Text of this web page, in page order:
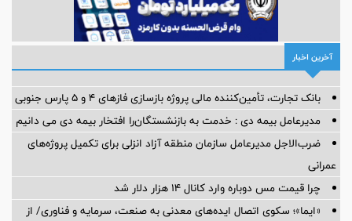
آخرین اخبار
بانک تجارت، تأمین‌کننده مالی پروژه بازسازی فازهای ۴ و ۵ پارس جنوبی
مدیرعامل بیمه دی : خدمت به بازنشستگان‌را افتخار بیمه دی می دانیم
ضرب‌الاجل مدیرعامل سازمان منطقه آزاد انزلی برای تكمیل پروژه‌های
عمرانی
چرا قیمت مس دوباره وارد کانال ۱۴ هزار دلار شد
«ایما»؛ سکوی اتصال ایده‌های معدنی به صنعت، سرمایه و فناوری/ از